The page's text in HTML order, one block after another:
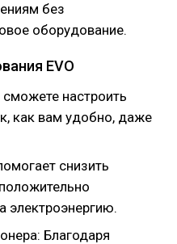
без
оборудование.
EVO
настроить
как вам удобно, даже
снизить
электроэнергию.
Благодаря